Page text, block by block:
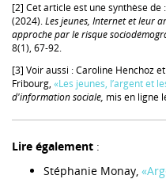
[2] Cet article est une synthèse de
(2024).Les jeunes, Internet et leur
approche par le risque
8(1), 67-92.
[3] Voir aussi : Caroline Henchoz
Fribourg, «Les jeunes, l’argent et
d'information sociale, mis en ligne
Lire également :
Stéphanie Monay,